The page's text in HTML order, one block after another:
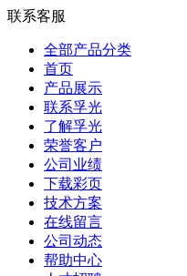
联系客服
全部产品分类
首页
产品展示
联系孚光
了解孚光
荣誉客户
公司业绩
下载彩页
技术方案
在线留言
公司动态
帮助中心